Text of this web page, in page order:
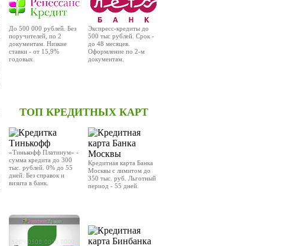
До 500 000 рублей. Без
поручителей, по 2
документам. Низкие
ставки - от 15,9%
годовых.
Экспресс-кредиты до
500 тыс рублей. Срок -
до 48 месяцев.
Оформление по 2-м
документам.
ТОП КРЕДИТНЫХ КАРТ
«Тинькофф Платинум» -
сумма кредита до 300
тыс. рублей. 0% до 55
дней. Без справок и
визита в банк.
Кредитная карта Банка
Москвы с лимитом до
350 тыс. руб. Льготный
период - 55 дней.